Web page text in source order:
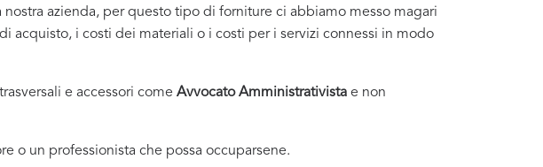
azienda, per questo tipo di forniture ci abbiamo messo magari
acquisto, i costi dei materiali o i costi per i servizi connessi in modo
e accessori come Avvocato Amministrativista e non
o un professionista che possa occuparsene.